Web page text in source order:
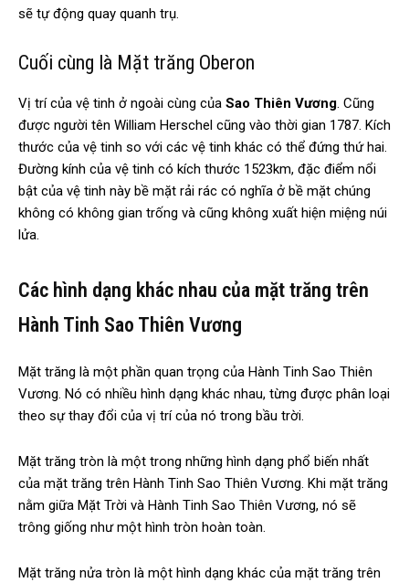
sẽ tự động quay quanh trụ.
Cuối cùng là Mặt trăng Oberon
Vị trí của vệ tinh ở ngoài cùng của Sao Thiên Vương. Cũng
được người tên William Herschel cũng vào thời gian 1787. Kích
thước của vệ tinh so với các vệ tinh khác có thể đứng thứ hai.
Đường kính của vệ tinh có kích thước 1523km, đặc điểm nổi
bật của vệ tinh này bề mặt rải rác có nghĩa ở bề mặt chúng
không có không gian trống và cũng không xuất hiện miệng núi
lửa.
Các hình dạng khác nhau của mặt trăng trên
Hành Tinh Sao Thiên Vương
Mặt trăng là một phần quan trọng của Hành Tinh Sao Thiên
Vương. Nó có nhiều hình dạng khác nhau, từng được phân loại
theo sự thay đổi của vị trí của nó trong bầu trời.
Mặt trăng tròn là một trong những hình dạng phổ biến nhất
của mặt trăng trên Hành Tinh Sao Thiên Vương. Khi mặt trăng
nằm giữa Mặt Trời và Hành Tinh Sao Thiên Vương, nó sẽ
trông giống như một hình tròn hoàn toàn.
Mặt trăng nửa tròn là một hình dạng khác của mặt trăng trên